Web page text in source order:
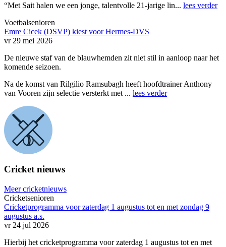
“Met Sait halen we een jonge, talentvolle 21-jarige lin... lees verder
Voetbalsenioren
Emre Cicek (DSVP) kiest voor Hermes-DVS
vr 29 mei 2026
De nieuwe staf van de blauwhemden zit niet stil in aanloop naar het
komende seizoen.
Na de komst van Rilgilio Ramsubagh heeft hoofdtrainer Anthony
van Vooren zijn selectie versterkt met ... lees verder
Cricket nieuws
Meer cricketnieuws
Cricketsenioren
Cricketprogramma voor zaterdag 1 augustus tot en met zondag 9
augustus a.s.
vr 24 jul 2026
Hierbij het cricketprogramma voor zaterdag 1 augustus tot en met